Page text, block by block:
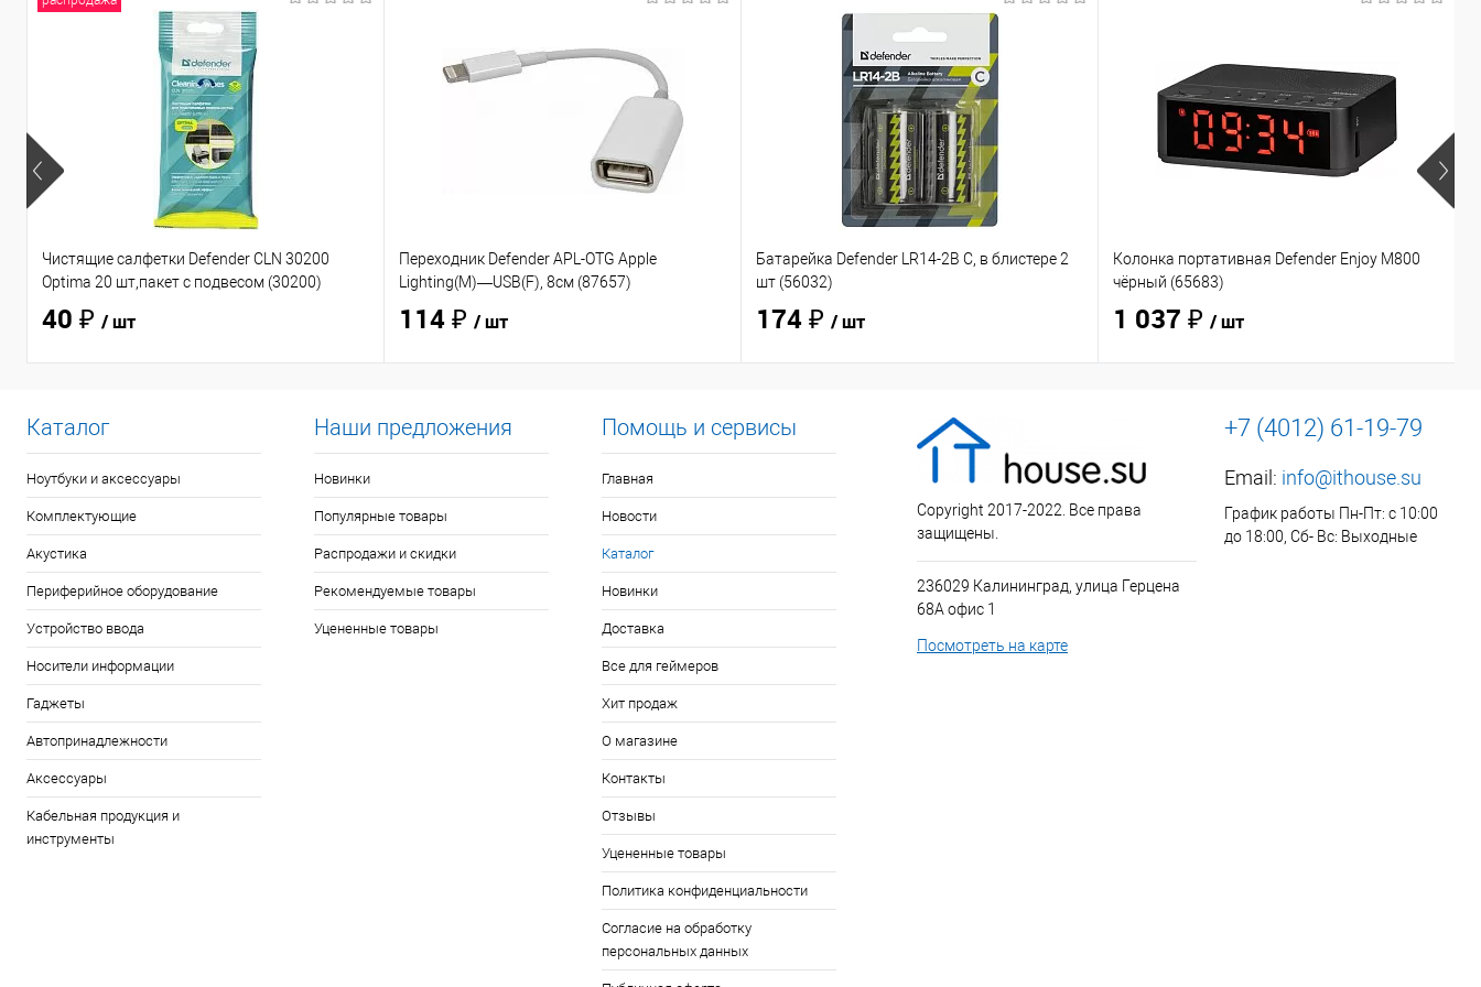
Чистящие салфетки Defender CLN 30200
Optima 20 шт,пакет с подвесом (30200)
40 ₽ / шт
Переходник Defender APL-OTG Apple
Lighting(M)—USB(F), 8см (87657)
114 ₽ / шт
Батарейка Defender LR14-2B C, в блистере 2
шт (56032)
174 ₽ / шт
Колонка портативная Defender Enjoy M800
чёрный (65683)
1 037 ₽ / шт
Каталог
Ноутбуки и аксессуары
Комплектующие
Акустика
Периферийное оборудование
Устройство ввода
Носители информации
Гаджеты
Автопринадлежности
Аксессуары
Кабельная продукция и
инструменты
Наши предложения
Новинки
Популярные товары
Распродажи и скидки
Рекомендуемые товары
Уцененные товары
Помощь и сервисы
Главная
Новости
Каталог
Новинки
Доставка
Все для геймеров
Хит продаж
О магазине
Контакты
Отзывы
Уцененные товары
Политика конфиденциальности
Согласие на обработку
персональных данных
Copyright 2017-2022. Все права
защищены.
236029 Калининград, улица Герцена
68А офис 1
Посмотреть на карте
+7 (4012) 61-19-79
Email: info@ithouse.su
График работы Пн-Пт: с 10:00
до 18:00, Сб- Вс: Выходные